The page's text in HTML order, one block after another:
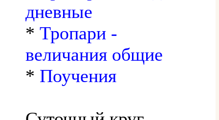
дневные
* Тропари -
величания общие
* Поучения